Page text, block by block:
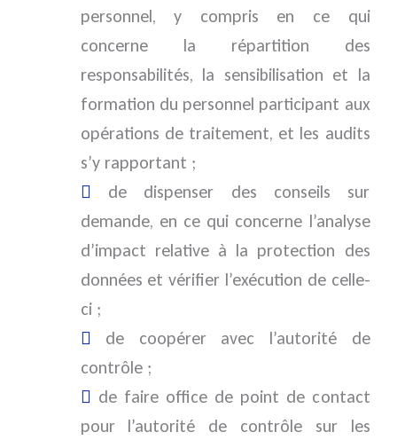
personnel, y compris en ce qui
concerne la répartition des
responsabilités, la sensibilisation et la
formation du personnel participant aux
opérations de traitement, et les audits
s’y rapportant ;
de dispenser des conseils sur
demande, en ce qui concerne l’analyse
d’impact relative à la protection des
données et vérifier l’exécution de celle-
ci ;
de coopérer avec l’autorité de
contrôle ;
de faire office de point de contact
pour l’autorité de contrôle sur les